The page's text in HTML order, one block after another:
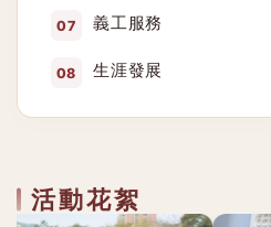
義工服務
生涯發展
活動花絮